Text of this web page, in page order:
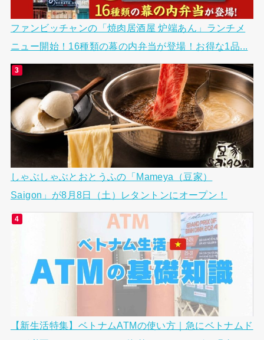
ファンビッチャンの「焼肉居酒屋 炉端あん」ランチメ
ニュー開始！16種類の幕の内弁当が登場！お得な1品...
しゃぶしゃぶとおとうふの「Mameya（豆家）
Saigon」が8月8日（土）レタントンにオープン！
【新生活特集】ベトナムATMの使い方｜急にベトナムド